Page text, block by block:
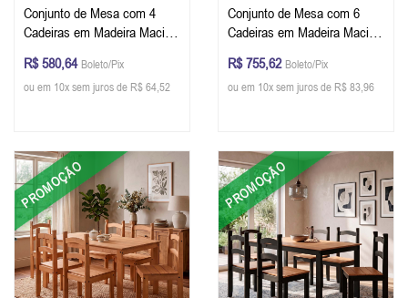
Conjunto de Mesa com 4
Cadeiras em Madeira Maciça
Cor Preto com Mel
R$ 580,64 Boleto/Pix
ou em 10x sem juros de R$ 64,52
Conjunto de Mesa com 6
Cadeiras em Madeira Maciça
Cor Chocolate
R$ 755,62 Boleto/Pix
ou em 10x sem juros de R$ 83,96
PROMOÇÃO PROMOÇÃO